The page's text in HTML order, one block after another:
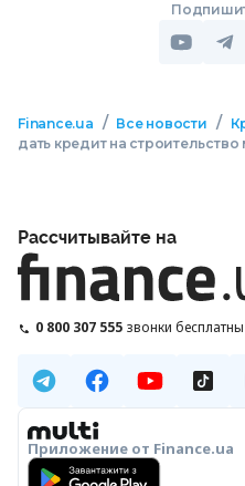
Finance.ua / Все новости /
дать кредит на
Рассчитывайте на
0 800 307 555 звонки бесплатны
Приложение от Finance.ua